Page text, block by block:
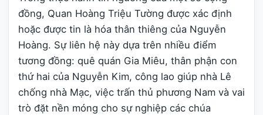
đồng, Quan Hoàng Triệu Tường được xác định
hoặc được tin là hóa thân thiêng của Nguyễn
Hoàng. Sự liên hệ này dựa trên nhiều điểm
tương đồng: quê quán Gia Miêu, thân phận con
thứ hai của Nguyễn Kim, công lao giúp nhà Lê
chống nhà Mạc, việc trấn thủ phương Nam và vai
trò đặt nền móng cho sự nghiệp các chúa